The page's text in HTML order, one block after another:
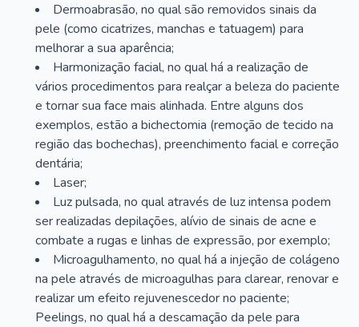
Dermoabrasão, no qual são removidos sinais da
pele (como cicatrizes, manchas e tatuagem) para
melhorar a sua aparência;
Harmonização facial, no qual há a realização de
vários procedimentos para realçar a beleza do paciente
e tornar sua face mais alinhada. Entre alguns dos
exemplos, estão a bichectomia (remoção de tecido na
região das bochechas), preenchimento facial e correção
dentária;
Laser;
Luz pulsada, no qual através de luz intensa podem
ser realizadas depilações, alívio de sinais de acne e
combate a rugas e linhas de expressão, por exemplo;
Microagulhamento, no qual há a injeção de colágeno
na pele através de microagulhas para clarear, renovar e
realizar um efeito rejuvenescedor no paciente;
Peelings, no qual há a descamação da pele para